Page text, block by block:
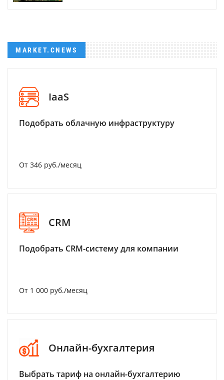
MARKET.CNEWS
IaaS
Подобрать облачную инфраструктуру
От 346 руб./месяц
CRM
Подобрать CRM-систему для компании
От 1 000 руб./месяц
Онлайн-бухгалтерия
Выбрать тариф на онлайн-бухгалтерию